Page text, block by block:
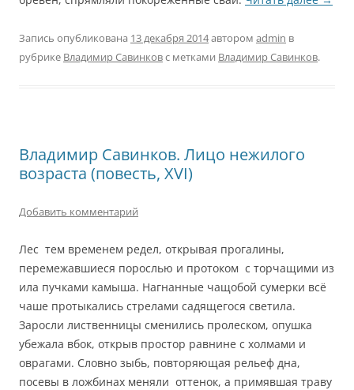
Запись опубликована 13 декабря 2014автором admin в
рубрике Владимир Савинковс метками Владимир Савинков.
Владимир Савинков. Лицо нежилого
возраста (повесть, XVI)
Добавить комментарий
Лес тем временем редел, открывая прогалины,
перемежавшиеся порослью и протоком с торчащими из
ила пучками камыша. Нагнанные чащобой сумерки всё
чаше протыкались стрелами садящегося светила.
Заросли лиственницы сменились пролеском, опушка
убежала вбок, открыв простор равнине с холмами и
оврагами. Словно зыбь, повторяющая рельеф дна,
посевы в ложбинах меняли оттенок, а примявшая траву